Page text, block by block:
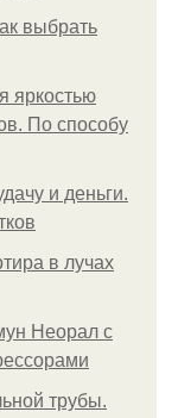
выбрать
яркостью
По способу
и деньги.
в лучах
Неорал с
трубы.